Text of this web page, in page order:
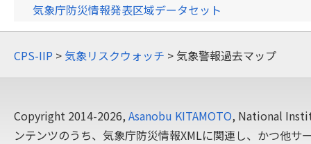
気象庁防災情報発表区域データセット
CPS-IIP >気象リスクウォッチ > 気象警報過去マップ
Copyright 2014-2026, Asanobu KITAMOTO, National
ンテンツのうち、気象庁防災情報XMLに関連し、かつ他サ